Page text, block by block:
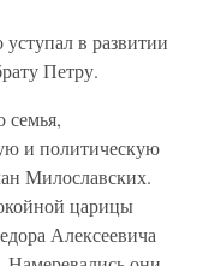
в развитии
Петру.
семья,
и политическую
Милославских.
царицы
Алексеевича